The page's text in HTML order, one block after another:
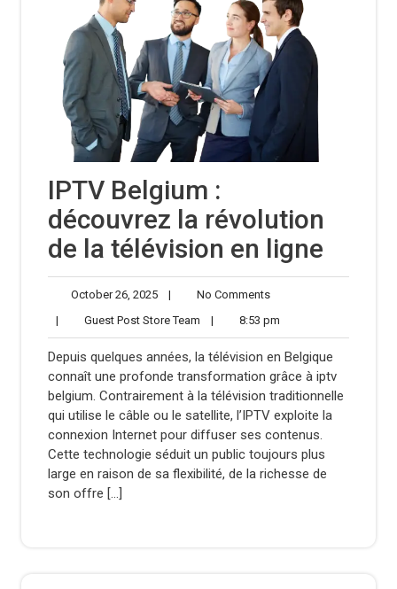
IPTV Belgium :
découvrez la révolution
de la télévision en ligne
October 26, 2025October
2025
| No CommentsNo
| Guest Post Store Team Guest
Post
Store
Team
| 8:53 pm
pm
Depuis quelques années, la télévision en Belgique
connaît une profonde transformation grâce à iptv
belgium. Contrairement à la télévision traditionnelle
qui utilise le câble ou le satellite, l’IPTV exploite la
connexion Internet pour diffuser ses contenus.
Cette technologie séduit un public toujours plus
large en raison de sa flexibilité, de la richesse de
son offre […]